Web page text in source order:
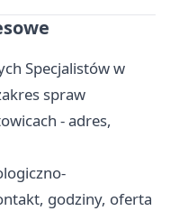
Specjalistów w
spraw
- adres,
godziny, oferta